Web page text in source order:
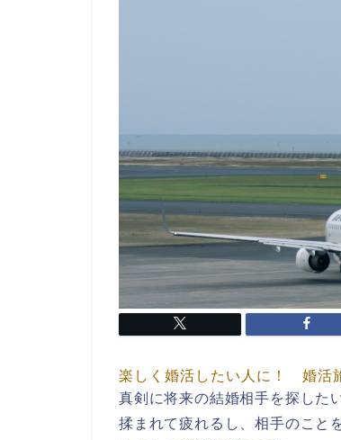
楽しく婚活したい人に！ 婚活
真剣に将来の結婚相手を探した
揉まれて疲れるし、相手のこと